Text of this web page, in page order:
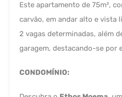
Este apartamento de 75m²,
carvão, em andar alto e vista
2 vagas determinadas, além
garagem, destacando-se por
CONDOMÍNIO: